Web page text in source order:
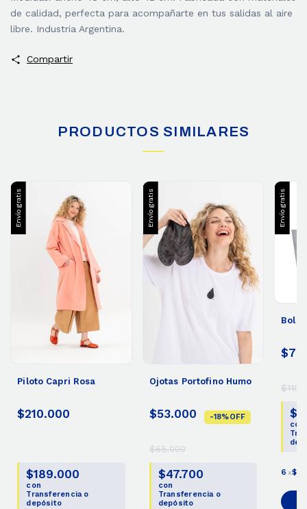
de calidad, perfecta para acompañarte en tus salidas al aire
libre. Industria Argentina.
Compartir
PRODUCTOS SIMILARES
Envío gratis
Piloto Capri Rosa
$210.000
$189.000
con
Transferencia o
depósito
Envío gratis
Ojotas Portofino Humo
$53.000 -18%OFF
$65.000
$47.700
con
Transferencia o
depósito
Envío gratis
con
6 x